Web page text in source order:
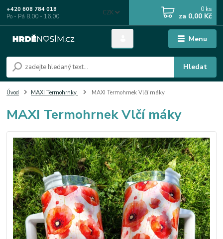
Menu
CZK
Hledat
+420 608 784 018
Po - Pá 8.00 - 16.00
0 ks
za 0,00 Kč
Úvod MAXI Termohrnky MAXI Termohrnek Vlčí máky
MAXI Termohrnek Vlčí máky